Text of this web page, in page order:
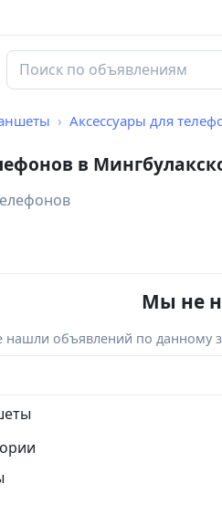
Аксессуары для
в
Мы не
объявлений по данному